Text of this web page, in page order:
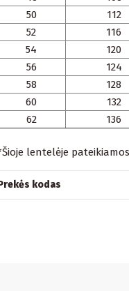
50
112
52
116
54
120
56
124
58
128
60
132
62
136
lentelėje
kodas